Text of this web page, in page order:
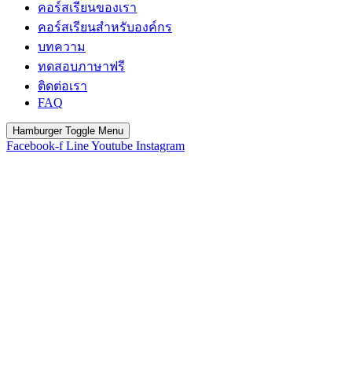
คอร์สเรียนของเรา
คอร์สเรียนสำหรับองค์กร
บทความ
ทดสอบภาษาฟรี
ติดต่อเรา
FAQ
Hamburger Toggle Menu
Facebook-f LineYoutube Instagram